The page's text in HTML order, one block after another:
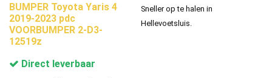
BUMPER Toyota Yaris 4
2019-2023 pdc
VOORBUMPER 2-D3-
12519z
Direct leverbaar
Sneller op te halen in
Hellevoetsluis.